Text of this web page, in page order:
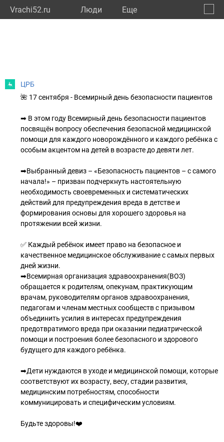
Vrachi52.ru Люди Eще
ЦРБ
🌺 17 сентября - Всемирный день безопасности пациентов
➡ В этом году Всемирный день безопасности пациентов
посвящён вопросу обеспечения безопасной медицинской
помощи для каждого новорождённого и каждого ребёнка с
особым акцентом на детей в возрасте до девяти лет.
➡Выбранный девиз – «Безопасность пациентов – с самого
начала!» – призван подчеркнуть настоятельную
необходимость своевременных и систематических
действий для предупреждения вреда в детстве и
формирования основы для хорошего здоровья на
протяжении всей жизни.
✅ Каждый ребёнок имеет право на безопасное и
качественное медицинское обслуживание с самых первых
дней жизни.
➡Всемирная организация здравоохранения(ВОЗ)
обращается к родителям, опекунам, практикующим
врачам, руководителям органов здравоохранения,
педагогам и членам местных сообществ с призывом
объединить усилия в интересах предупреждения
предотвратимого вреда при оказании педиатрической
помощи и построения более безопасного и здорового
будущего для каждого ребёнка.
➡Дети нуждаются в уходе и медицинской помощи, которые
соответствуют их возрасту, весу, стадии развития,
медицинским потребностям, способности
коммуницировать и специфическим условиям.
Будьте здоровы!❤️